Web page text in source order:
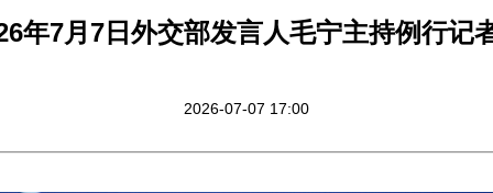
年7月7日外交部发言人毛宁主持例行记
2026-07-07 17:00